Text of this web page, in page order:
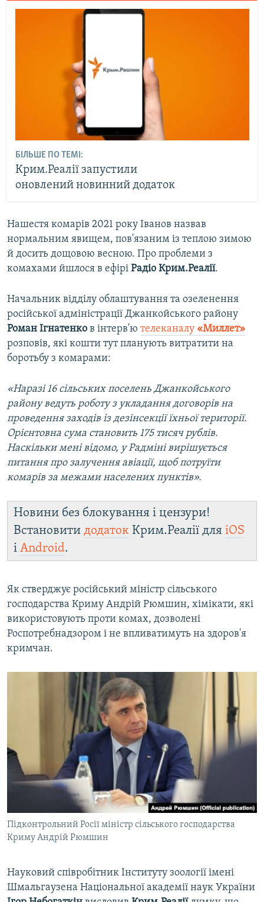
БІЛЬШЕ ПО ТЕМІ:
Крим.Реалії запустили
оновлений новинний додаток
Нашестя комарів 2021 року Іванов назвав
нормальним явищем, пов'язаним із теплою зимою
й досить дощовою весною. Про проблеми з
комахами йшлося в ефірі Радіо Крим.Реалії.
Начальник відділу облаштування та озеленення
російської адміністрації Джанкойського району
Роман Ігнатенко в інтерв'ю телеканалу «Миллет»
розповів, які кошти тут планують витратити на
боротьбу з комарами:
«Наразі 16 сільських поселень Джанкойського
району ведуть роботу з укладання договорів на
проведення заходів із дезінсекції їхньої території.
Орієнтовна сума становить 175 тисяч рублів.
Наскільки мені відомо, у Радміні вирішується
питання про залучення авіації, щоб потруїти
комарів за межами населених пунктів».
Новини без блокування і цензури!
Встановити додаток Крим.Реалії для iOS
і Android.
Як стверджує російський міністр сільського
господарства Криму Андрій Рюмшин, хімікати, які
використовують проти комах, дозволені
Роспотребнадзором і не впливатимуть на здоров'я
кримчан.
Підконтрольний Росії міністр сільського господарства
Криму Андрій Рюмшин
Науковий співробітник Інституту зоології імені
Шмальгаузена Національної академії наук України